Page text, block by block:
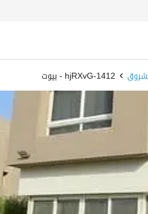
1412-hjRXvG - بيوت